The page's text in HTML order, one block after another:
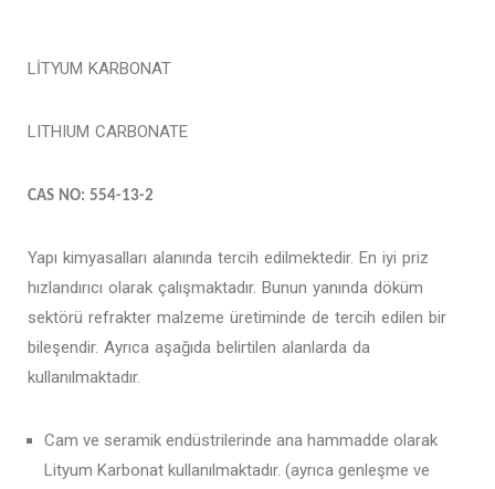
LİTYUM KARBONAT
LITHIUM CARBONATE
CAS NO: 554-13-2
Yapı kimyasalları alanında tercih edilmektedir. En iyi priz
hızlandırıcı olarak çalışmaktadır. Bunun yanında döküm
sektörü refrakter malzeme üretiminde de tercih edilen bir
bileşendir. Ayrıca aşağıda belirtilen alanlarda da
kullanılmaktadır.
Cam ve seramik endüstrilerinde ana hammadde olarak
Lityum Karbonat kullanılmaktadır. (ayrıca genleşme ve